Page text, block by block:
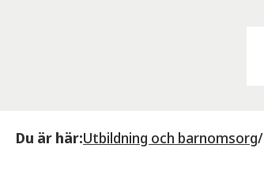
Du är här:Utbildning och barnomsorg/